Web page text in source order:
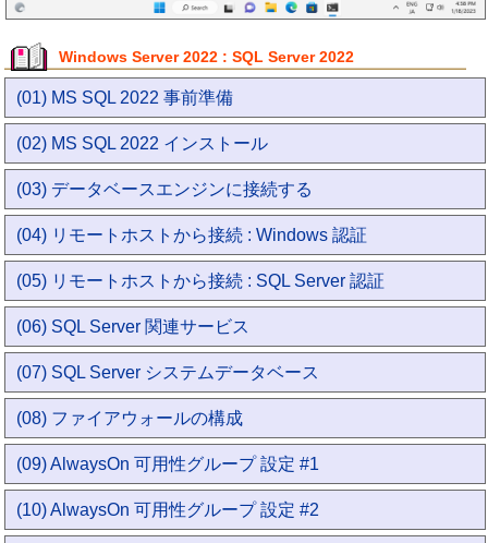
Windows Server 2022 : SQL Server 2022
(01) MS SQL 2022 事前準備
(02) MS SQL 2022 インストール
(03) データベースエンジンに接続する
(04) リモートホストから接続 : Windows 認証
(05) リモートホストから接続 : SQL Server 認証
(06) SQL Server 関連サービス
(07) SQL Server システムデータベース
(08) ファイアウォールの構成
(09) AlwaysOn 可用性グループ 設定 #1
(10) AlwaysOn 可用性グループ 設定 #2